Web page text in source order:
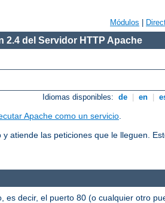
Módulos
2.4 del Servidor HTTP Apache
Idiomas disponibles: de en
Apache como un servicio.
atiende las peticiones que le lleguen.
es decir, el puerto 80 (o cualquier otro